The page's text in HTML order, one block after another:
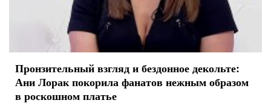
Пронзительный взгляд и бездонное декольте:
Ани Лорак покорила фанатов нежным образом
в роскошном платье